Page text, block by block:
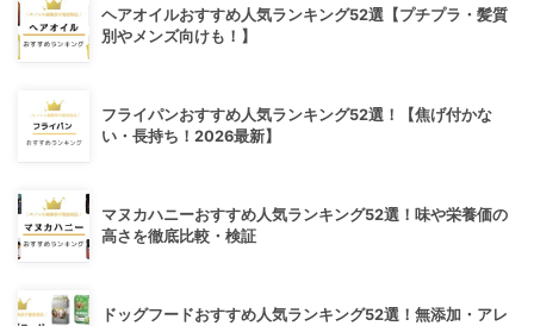
ヘアオイルおすすめ人気ランキング52選【プチプラ・髪質
別やメンズ向けも！】
フライパンおすすめ人気ランキング52選！【焦げ付かな
い・長持ち！2026最新】
マヌカハニーおすすめ人気ランキング52選！味や栄養価の
高さを徹底比較・検証
ドッグフードおすすめ人気ランキング52選！無添加・アレ